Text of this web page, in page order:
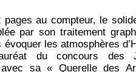
au compteur, le
par son traitement
les atmosphères
du concours des
avec sa « Querelle des